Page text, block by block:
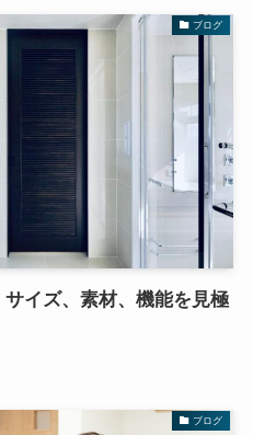
ブログ
イズ、素材、機能を見極
ブログ